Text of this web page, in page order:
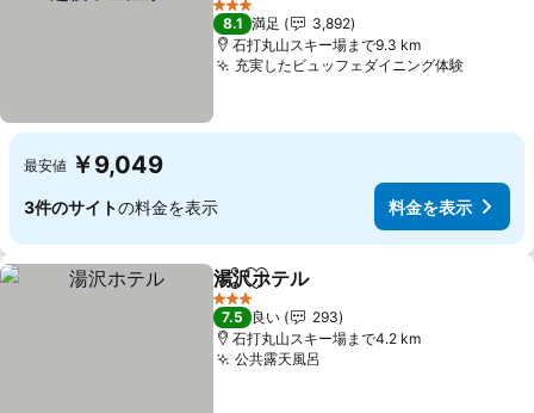
3 ホテルのランク
8.1 満足
3,892
石打丸山スキー場まで9.3 km
充実したビュッフェダイニング体験
最安値 ￥9,049
3件のサイトの料金を表示 料金を表示
シェアお気に入りに追加
湯沢ホテル
3 ホテルのランク
7.5 良い
293
石打丸山スキー場まで4.2 km
公共露天風呂